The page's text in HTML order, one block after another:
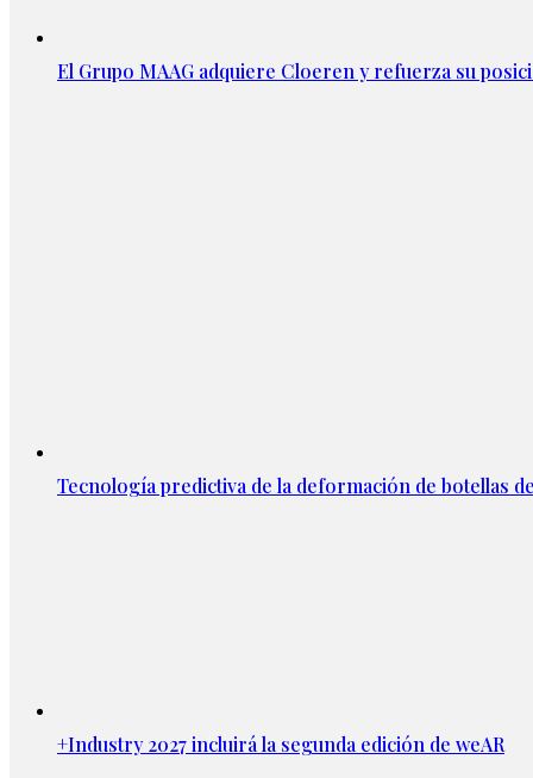
El Grupo MAAG adquiere Cloeren y refuerza su
Tecnología predictiva de la deformación de botellas
+Industry 2027 incluirá la segunda edición de weAR